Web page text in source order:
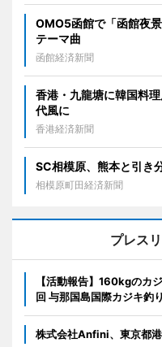
OMO5函館で「函館夜
テーマ曲
函館経済新聞
香港・九龍塘に韓国料
代風に
香港経済新聞
SC相模原、熊本と引
相模原町田経済新聞
プレス
【活動報告】160kgのカ
回 与那国島国際カジキ釣
株式会社Anfini、東京都